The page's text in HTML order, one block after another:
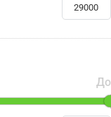
До